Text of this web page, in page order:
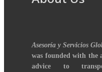
Asesoría y Servicios
was founded with the
advice to